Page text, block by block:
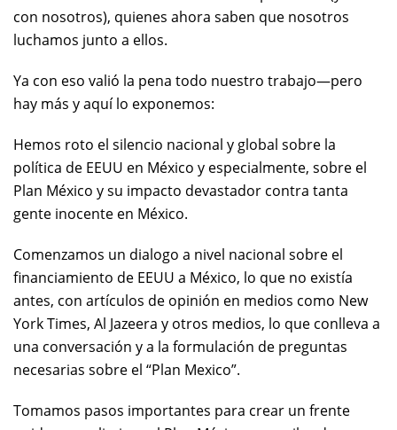
con nosotros), quienes ahora saben que nosotros
luchamos junto a ellos.
Ya con eso valió la pena todo nuestro trabajo—pero
hay más y aquí lo exponemos:
Hemos roto el silencio nacional y global sobre la
política de EEUU en México y especialmente, sobre el
Plan México y su impacto devastador contra tanta
gente inocente en México.
Comenzamos un dialogo a nivel nacional sobre el
financiamiento de EEUU a México, lo que no existía
antes, con artículos de opinión en medios como New
York Times, Al Jazeera y otros medios, lo que conlleva a
una conversación y a la formulación de preguntas
necesarias sobre el “Plan Mexico”.
Tomamos pasos importantes para crear un frente